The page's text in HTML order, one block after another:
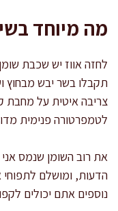
מה מיוחד
לחזה אווז יש שכבת
תקבלו בשר יבש מבחוץ
צריבה איטית על מחבת
לטמפרטורה פנימית
את רוב השומן שנמס
הדעות, ומושלם לתפוחי
נוספים אתם יכולים